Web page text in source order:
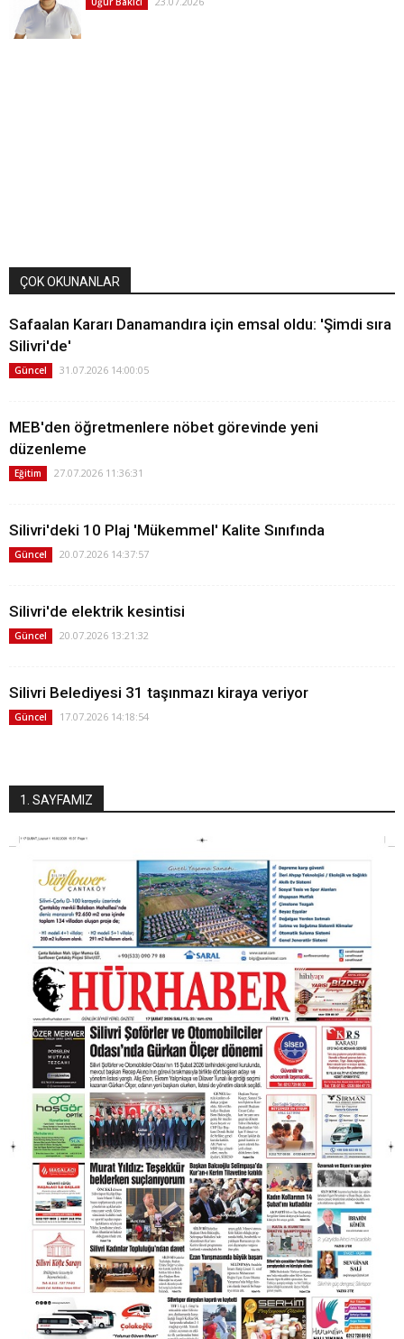
ÇOK OKUNANLAR
Safaalan Kararı Danamandıra için emsal oldu: 'Şimdi sıra
Silivri'de'
Güncel 31.07.2026 14:00:05
MEB'den öğretmenlere nöbet görevinde yeni
düzenleme
Eğitim 27.07.2026 11:36:31
Silivri'deki 10 Plaj 'Mükemmel' Kalite Sınıfında
Güncel 20.07.2026 14:37:57
Silivri'de elektrik kesintisi
Güncel 20.07.2026 13:21:32
Silivri Belediyesi 31 taşınmazı kiraya veriyor
Güncel 17.07.2026 14:18:54
1. SAYFAMIZ